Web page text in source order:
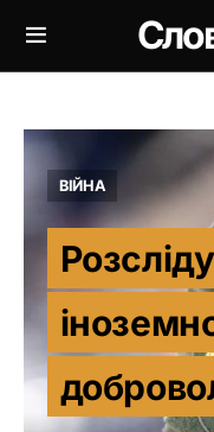
ВІЙНА